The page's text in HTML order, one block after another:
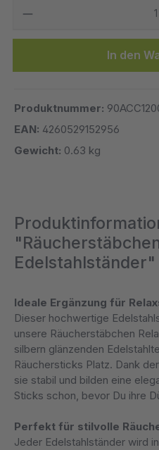
In den
Produktnummer:
EAN: 4260529152956
Gewicht: 0.63 kg
Edelstahlständer"
Ideale Ergänzung für
Dieser hochwertige
unsere Räucherstäbchen
silbern glänzenden
Räuchersticks Platz. Dank
sie stabil und bilden eine
Sticks schon, bevor Du ihre
Perfekt für stilvolle
Jeder Edelstahlständer wird